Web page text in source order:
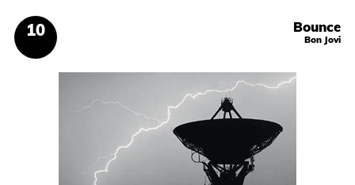
Bounce
Bon Jovi